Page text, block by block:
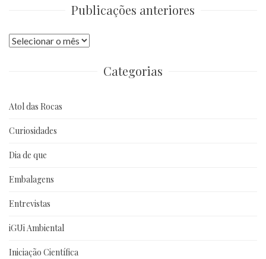
Publicações anteriores
Publicações
Categorias
Atol das Rocas
Curiosidades
Dia de que
Embalagens
Entrevistas
iGUi Ambiental
Iniciação Científica